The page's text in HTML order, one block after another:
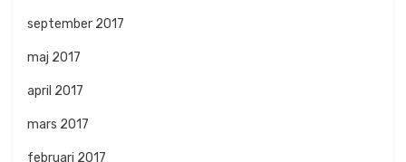
september 2017
maj 2017
april 2017
mars 2017
februari 2017